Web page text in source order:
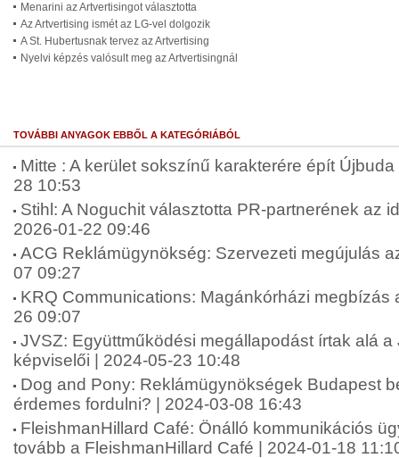
Menarini az Artvertisingot választotta
Az Artvertising ismét az LG-vel dolgozik
A St. Hubertusnak tervez az Artvertising
Nyelvi képzés valósult meg az Artvertisingnál
TOVÁBBI ANYAGOK EBBŐL A KATEGÓRIÁBÓL
Mitte : A kerület sokszínű karakterére épít
28 10:53
Stihl: A Noguchit választotta PR-partnerének az
2026-01-22 09:46
ACG Reklámügynökség: Szervezeti megújulás
07 09:27
KRQ Communications: Magánkórházi megbízás
26 09:07
JVSZ: Együttműködési megállapodást írtak alá
képviselői | 2024-05-23 10:48
Dog and Pony: Reklámügynökségek Budapest
érdemes fordulni? | 2024-03-08 16:43
FleishmanHillard Café: Önálló kommunikációs
tovább a FleishmanHillard Café | 2024-01-18